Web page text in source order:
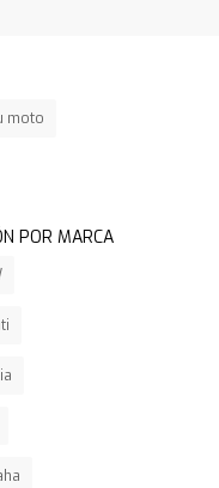
moto
POR MARCA